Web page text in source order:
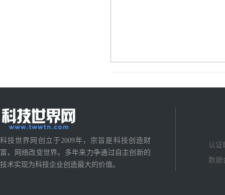
科技世界网创立于2009年，宗旨是科技创造财
富，网络改变世界。多年来力争通过自主创新的
技术实现为科技企业创造最大的价值。
认证
数据